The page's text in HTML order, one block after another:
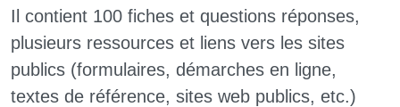
Il contient 100 fiches et questions réponses,
plusieurs ressources et liens vers les sites
publics (formulaires, démarches en ligne,
textes de référence, sites web publics, etc.)